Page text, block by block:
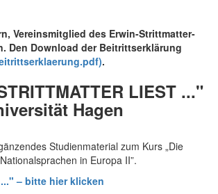
Vereinsmitglied des Erwin-Strittmatter-
Den Download der Beitrittserklärung
.
LIEST ..."
Hagen
Studienmaterial zum Kurs „Die
in Europa II”.
– bitte hier klicken